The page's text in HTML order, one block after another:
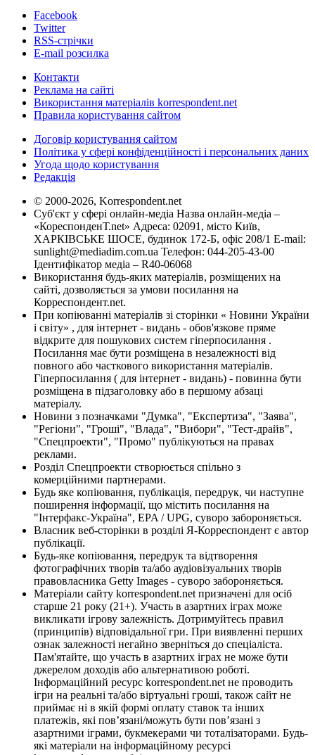
Facebook
Twitter
RSS-стрічки
E-mail розсилка
Контакти
Реклама на сайті
Використання матеріалів korrespondent.net
Правила користування сайтом
Договір користування сайтом
Політика у сфері конфіденційності і персональних даних
Угода щодо користування
Редакція
© 2000-2026, Korrespondent.net
Суб'єкт у сфері онлайн-медіа Назва онлайн-медіа –
«КореспонденТ.net» Адреса: 02091, місто Київ,
ХАРКІВСЬКЕ ШОСЕ, будинок 172-Б, офіс 208/1 E-mail:
sunlight@mediadim.com.ua Телефон: 044-205-43-00
Ідентифікатор медіа – R40-06068
Використання будь-яких матеріалів, розміщених на
сайті, дозволяється за умови посилання на
Корреспондент.net.
При копіюванні матеріалів зі сторінки « Новини України
і світу» , для інтернет - видань - обов'язкове пряме
відкрите для пошукових систем гіперпосилання .
Посилання має бути розміщена в незалежності від
повного або часткового використання матеріалів.
Гіперпосилання ( для інтернет - видань) - повинна бути
розміщена в підзаголовку або в першому абзаці
матеріалу.
Новини з позначками "Думка", "Експертиза", "Заява",
"Регіони", "Гроші", "Влада", "Вибори", "Тест-драйв",
"Спецпроекти", "Промо" публікуються на правах
реклами.
Розділ Спецпроекти створюється спільно з
комерційними партнерами.
Будь яке копіювання, публікація, передрук, чи наступне
поширення інформації, що містить посилання на
"Інтерфакс-Україна", EPA / UPG, суворо забороняється.
Власник веб-сторінки в розділі Я-Корреспондент є автор
публікації.
Будь-яке копіювання, передрук та відтворення
фотографічних творів та/або аудіовізуальних творів
правовласника Getty Images - суворо забороняється.
Матеріали сайту korrespondent.net призначені для осіб
старше 21 року (21+). Участь в азартних іграх може
викликати ігрову залежність. Дотримуйтесь правил
(принципів) відповідальної гри. При виявленні перших
ознак залежності негайно зверніться до спеціаліста.
Пам'ятайте, що участь в азартних іграх не може бути
джерелом доходів або альтернативою роботі.
Інформаційний ресурс korrespondent.net не проводить
ігри на реальні та/або віртуальні гроші, також сайт не
приймає ні в якій формі оплату ставок та інших
платежів, які пов’язані/можуть бути пов’язані з
азартними іграми, букмекерами чи тоталізаторами. Будь-
які матеріали на інформаційному ресурсі